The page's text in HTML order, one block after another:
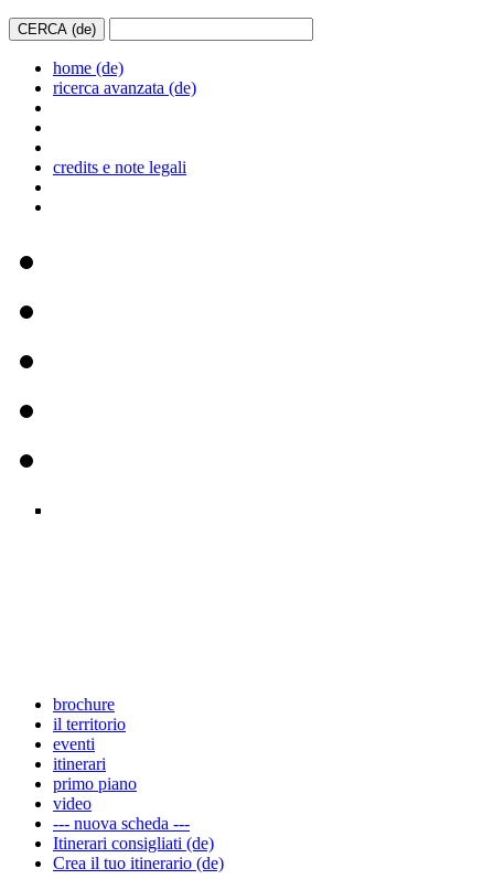
home (de)
ricerca avanzata (de)
credits e note legali
brochure
il territorio
eventi
itinerari
primo piano
video
--- nuova scheda ---
Itinerari consigliati (de)
Crea il tuo itinerario (de)